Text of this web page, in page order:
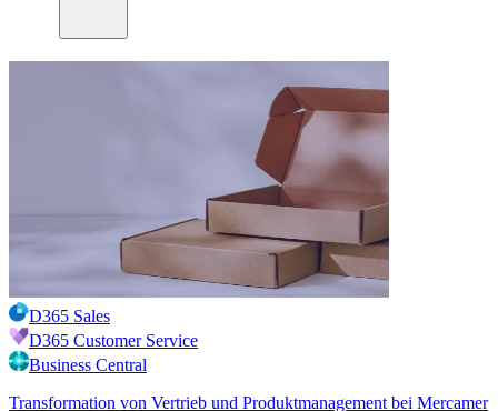
D365 Sales
D365 Customer Service
Business Central
Transformation von Vertrieb und Produktmanagement bei Mercamer